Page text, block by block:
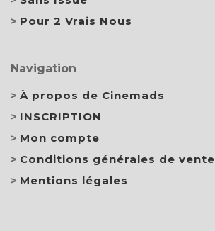
Pour 2 Vrais Nous
Navigation
À propos de Cinemads
INSCRIPTION
Mon compte
Conditions générales de vente
Mentions légales